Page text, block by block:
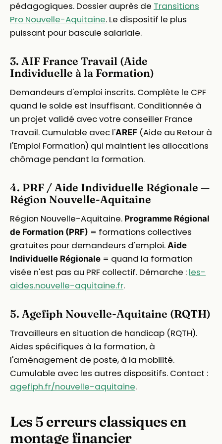
pédagogiques. Dossier auprès de Transitions
Pro Nouvelle-Aquitaine. Le dispositif le plus
puissant pour bascule salariale.
3. AIF France Travail (Aide
Individuelle à la Formation)
Demandeurs d'emploi inscrits. Complète le CPF
quand le solde est insuffisant. Conditionnée à
un projet validé avec votre conseiller France
Travail. Cumulable avec l'AREF (Aide au Retour à
l'Emploi Formation) qui maintient les allocations
chômage pendant la formation.
4. PRF / Aide Individuelle Régionale —
Région Nouvelle-Aquitaine
Région Nouvelle-Aquitaine. Programme Régional
de Formation (PRF) = formations collectives
gratuites pour demandeurs d'emploi. Aide
Individuelle Régionale = quand la formation
visée n'est pas au PRF collectif. Démarche : les-
aides.nouvelle-aquitaine.fr.
5. Agefiph Nouvelle-Aquitaine (RQTH)
Travailleurs en situation de handicap (RQTH).
Aides spécifiques à la formation, à
l'aménagement de poste, à la mobilité.
Cumulable avec les autres dispositifs. Contact :
agefiph.fr/nouvelle-aquitaine.
Les 5 erreurs classiques en
montage financier